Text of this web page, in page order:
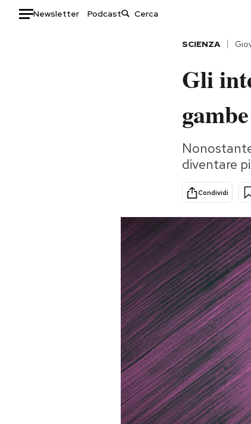
Newsletter Podcast
Storie/Idee
Ok Boomer!
Altrecose
Mondiali calcio 2026
SCIENZA
Gli
gambe
diventare
Condividi